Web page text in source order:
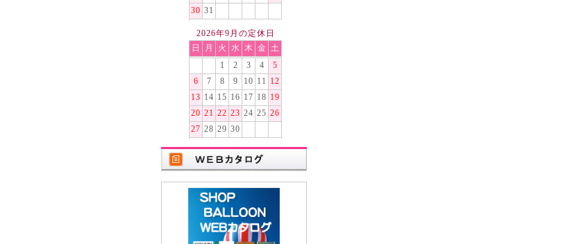
30 31
2026年9月の定休日
日
月 火 水 木 金
土
1
2 3 4
5
6
7 8 9 10 11
12
13 14 15 16 17 18 19
20 21 22 23 24 25 26
27 28 29 30